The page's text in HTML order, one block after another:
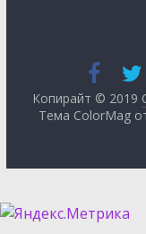
Копирайт © 2019
Тема ColorMag